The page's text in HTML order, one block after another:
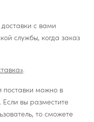
с вами
службы, когда заказ
.
поставки можно в
Если вы разместите
то сможете